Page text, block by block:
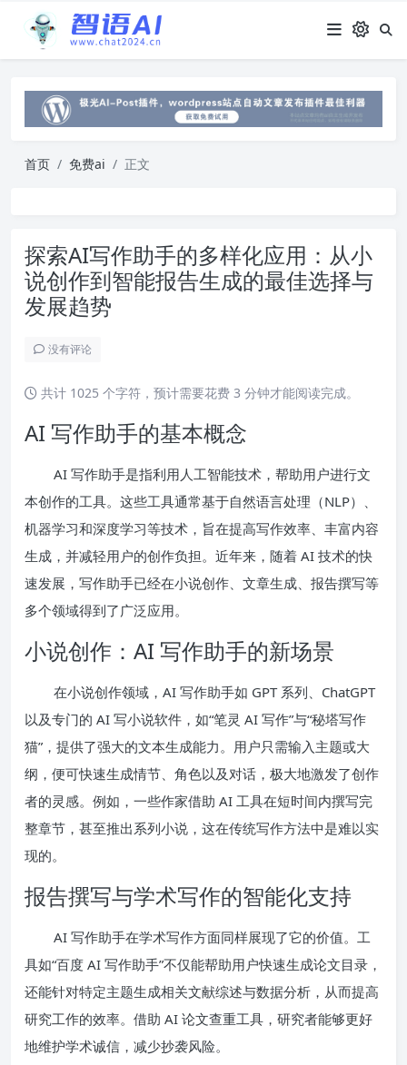
首页 免费ai 正文
探索AI写作助手的多样化应用：从小
说创作到智能报告生成的最佳选择与
发展趋势
没有评论
共计 1025 个字符，预计需要花费 3 分钟才能阅读完成。
AI 写作助手的基本概念
AI 写作助手是指利用人工智能技术，帮助用户进行文
本创作的工具。这些工具通常基于自然语言处理（NLP）、
机器学习和深度学习等技术，旨在提高写作效率、丰富内容
生成，并减轻用户的创作负担。近年来，随着 AI 技术的快
速发展，写作助手已经在小说创作、文章生成、报告撰写等
多个领域得到了广泛应用。
小说创作：AI 写作助手的新场景
在小说创作领域，AI 写作助手如 GPT 系列、ChatGPT
以及专门的 AI 写小说软件，如“笔灵 AI 写作”与“秘塔写作
猫”，提供了强大的文本生成能力。用户只需输入主题或大
纲，便可快速生成情节、角色以及对话，极大地激发了创作
者的灵感。例如，一些作家借助 AI 工具在短时间内撰写完
整章节，甚至推出系列小说，这在传统写作方法中是难以实
现的。
报告撰写与学术写作的智能化支持
AI 写作助手在学术写作方面同样展现了它的价值。工
具如“百度 AI 写作助手”不仅能帮助用户快速生成论文目录，
还能针对特定主题生成相关文献综述与数据分析，从而提高
研究工作的效率。借助 AI 论文查重工具，研究者能够更好
地维护学术诚信，减少抄袭风险。